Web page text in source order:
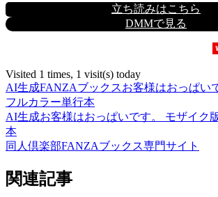
立ち読みはこちら
DMMで見る
Visited 1 times, 1 visit(s) today
AI生成FANZAブックスお客様はおっぱい
フルカラー単行本
AI生成お客様はおっぱいです。 モザイク
本
同人倶楽部FANZAブックス専門サイト
関連記事